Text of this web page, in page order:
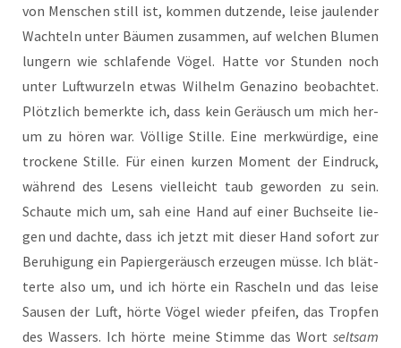
von Men­schen still ist, kom­men dut­zen­de, lei­se jau­len­der
Wach­teln unter Bäu­men zusam­men, auf wel­chen Blu­men
lun­gern wie schla­fen­de Vögel. Hat­te vor Stun­den noch
unter Luft­wur­zeln etwas Wil­helm Gen­a­zi­no beob­ach­tet.
Plötz­lich bemerk­te ich, dass kein Geräusch um mich her­
um zu hören war. Völ­li­ge Stil­le. Eine merk­wür­di­ge, eine
tro­cke­ne Stil­le. Für einen kur­zen Moment der Ein­druck,
wäh­rend des Lesens viel­leicht taub gewor­den zu sein.
Schau­te mich um, sah eine Hand auf einer Buch­sei­te lie­
gen und dach­te, dass ich jetzt mit die­ser Hand sofort zur
Beru­hi­gung ein Papier­ge­räusch erzeu­gen müs­se. Ich blät­
ter­te also um, und ich hör­te ein Rascheln und das lei­se
Sau­sen der Luft, hör­te Vögel wie­der pfei­fen, das Trop­fen
des Was­sers. Ich hör­te mei­ne Stim­me das Wort selt­sam